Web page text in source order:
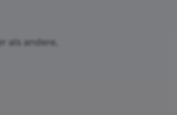
als andere,